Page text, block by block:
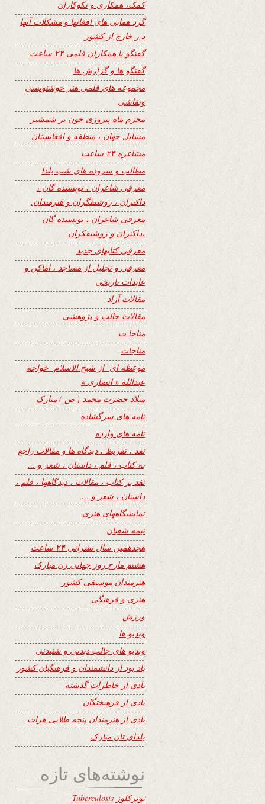
کمک، همکاری و نکوکاران
گرد همایی های افغانها و مشکلات آنها
د ر خارج از کشور
گفتگو با همکاران قلمی ۲۴ ساعت
گفتگو ها و گزارش ها
مجموعه های قلمی هنر خوشنویسی
ونقاشی
محرم ماه پیروزی خون بر شمشیر
مسایل جهان ، منطقه و افغانستان
مشاعره ۲۴ ساعت
مطالب و سروده های شب یلدا
معرفی شاعران ، نویسنده گان ،
داکتران ، روشنفگران و هنرمندان.
معرفی شاعران ، نویسنده گان
،داکتران و روشنفکران
معرفی کتابهای جدید
معرفی و تجلیل از مساجد ، اماکن و
عابدات تاریخی
مقالات آزاد
مقالات جالب و پژوهشی
مناجا ت
مناجات
موعظه ای از شیخ الاسلام خواجه
عبدالله « انصاری »
میلاد حضرت محمد ( ص ) مبارک
نامه های سرگشاده
نامه های وارده
نفد ، تقریظ ، دیدگاه ها و مقالات راجع
به کتاب ، فلم ، داستان ، شعر و …
نفد بر کتاب ، مقالات ، دیدگاهها ، فلم ،
داستان ، شعر و …
نمایشگاههای هنری
نیمه شعبان
هجدهمین سال نشراتی ۲۴ ساعت
هشتم مارچ روز جهانی زن مبارک
هنرمندان موسیقی کشور
هنری و فرهنگی
ورزش
ویدیو ها
ویدیو های جالب دیدنی و شنیدنی
یاد بود از دانشمندان و فرهنگیان کشور
یادی از خاطرات گذشته
یادی از فرهیختگان
یادی از هنرمندان پنجه طلایی هرات
یلدای تان مبارک
نوشته‌های تازه
توبرکلوز Tuberculosis